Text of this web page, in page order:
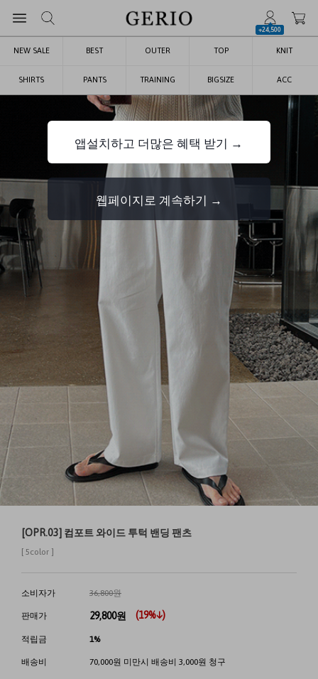
+24,500
NEW SALE BEST OUTER TOP KNIT
SHIRTS PANTS TRAINING BIGSIZE ACC
[OPR.03] 컴포트 와이드 투턱 밴딩 팬츠
[ 5color ]
소비자가 36,800원
판매가 29,800원 (19%↓)
적립금 1%
배송비 70,000원 미만시 배송비 3,000원 청구
앱설치하고 더많은 혜택 받기 →
웹페이지로 계속하기 →